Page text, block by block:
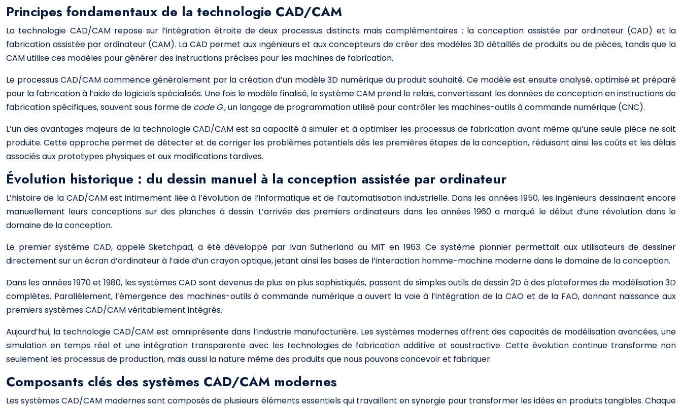
Principes fondamentaux de la technologie CAD/CAM
La technologie CAD/CAM repose sur l’intégration étroite de deux processus distincts mais complémentaires : la conception assistée par ordinateur (CAD) et la
fabrication assistée par ordinateur (CAM). La CAD permet aux ingénieurs et aux concepteurs de créer des modèles 3D détaillés de produits ou de pièces, tandis que la
CAM utilise ces modèles pour générer des instructions précises pour les machines de fabrication.
Le processus CAD/CAM commence généralement par la création d’un modèle 3D numérique du produit souhaité. Ce modèle est ensuite analysé, optimisé et préparé
pour la fabrication à l’aide de logiciels spécialisés. Une fois le modèle finalisé, le système CAM prend le relais, convertissant les données de conception en instructions de
fabrication spécifiques, souvent sous forme de code G, un langage de programmation utilisé pour contrôler les machines-outils à commande numérique (CNC).
L’un des avantages majeurs de la technologie CAD/CAM est sa capacité à simuler et à optimiser les processus de fabrication avant même qu’une seule pièce ne soit
produite. Cette approche permet de détecter et de corriger les problèmes potentiels dès les premières étapes de la conception, réduisant ainsi les coûts et les délais
associés aux prototypes physiques et aux modifications tardives.
Évolution historique : du dessin manuel à la conception assistée par ordinateur
L’histoire de la CAD/CAM est intimement liée à l’évolution de l’informatique et de l’automatisation industrielle. Dans les années 1950, les ingénieurs dessinaient encore
manuellement leurs conceptions sur des planches à dessin. L’arrivée des premiers ordinateurs dans les années 1960 a marqué le début d’une révolution dans le
domaine de la conception.
Le premier système CAD, appelé Sketchpad, a été développé par Ivan Sutherland au MIT en 1963. Ce système pionnier permettait aux utilisateurs de dessiner
directement sur un écran d’ordinateur à l’aide d’un crayon optique, jetant ainsi les bases de l’interaction homme-machine moderne dans le domaine de la conception.
Dans les années 1970 et 1980, les systèmes CAD sont devenus de plus en plus sophistiqués, passant de simples outils de dessin 2D à des plateformes de modélisation 3D
complètes. Parallèlement, l’émergence des machines-outils à commande numérique a ouvert la voie à l’intégration de la CAO et de la FAO, donnant naissance aux
premiers systèmes CAD/CAM véritablement intégrés.
Aujourd’hui, la technologie CAD/CAM est omniprésente dans l’industrie manufacturière. Les systèmes modernes offrent des capacités de modélisation avancées, une
simulation en temps réel et une intégration transparente avec les technologies de fabrication additive et soustractive. Cette évolution continue transforme non
seulement les processus de production, mais aussi la nature même des produits que nous pouvons concevoir et fabriquer.
Composants clés des systèmes CAD/CAM modernes
Les systèmes CAD/CAM modernes sont composés de plusieurs éléments essentiels qui travaillent en synergie pour transformer les idées en produits tangibles. Chaque